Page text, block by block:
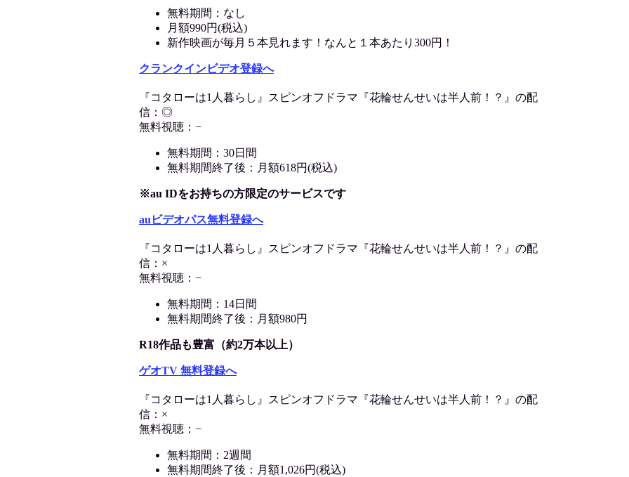
無料期間：なし
月額990円(税込)
新作映画が毎月５本見れます！なんと１本あたり300円！
クランクインビデオ登録へ
『コタローは1人暮らし』スピンオフドラマ『花輪せんせいは半人前！？』の配
信：◎
無料視聴：−
無料期間：30日間
無料期間終了後：月額618円(税込)
※au IDをお持ちの方限定のサービスです
auビデオパス無料登録へ
『コタローは1人暮らし』スピンオフドラマ『花輪せんせいは半人前！？』の配
信：×
無料視聴：−
無料期間：14日間
無料期間終了後：月額980円
R18作品も豊富（約2万本以上）
ゲオTV 無料登録へ
『コタローは1人暮らし』スピンオフドラマ『花輪せんせいは半人前！？』の配
信：×
無料視聴：−
無料期間：2週間
無料期間終了後：月額1,026円(税込)